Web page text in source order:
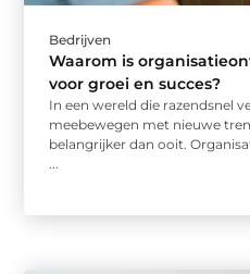
Bedrijven
Waarom is
voor groei en succes?
In een wereld die razendsnel
meebewegen met nieuwe
belangrijker dan ooit.
...